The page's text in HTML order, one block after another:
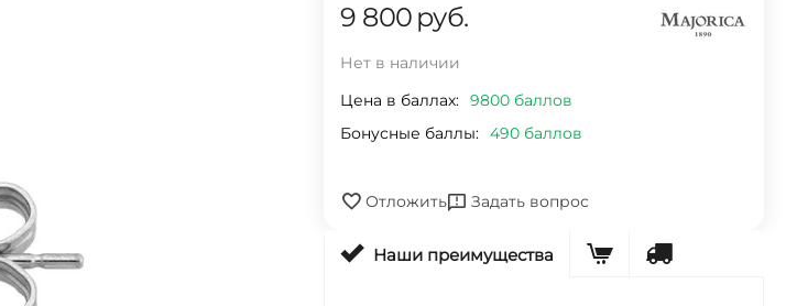
9 800 руб.
Нет в наличии
Цена в баллах: 9800 баллов
Бонусные баллы: 490 баллов
Отложить Задать вопрос
Наши преимущества